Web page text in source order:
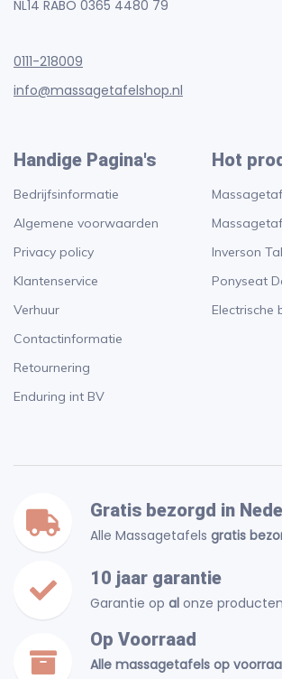
NL14 RABO 0365 4480 79
0111-218009
info@massagetafelshop.nl
Handige Pagina's
Bedrijfsinformatie
Algemene voorwaarden
Privacy policy
Klantenservice
Verhuur
Contactinformatie
Retournering
Enduring int BV
Hot
Inverson
Ponyseat
Electrische
Gratis bezorgd in
Alle Massagetafels gratis
10 jaar garantie
Garantie op al onze producten
Op Voorraad
Alle massagetafels op